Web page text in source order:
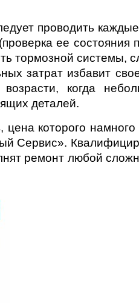
проводить
ее состояния
тормозной системы,
затрат избавит
когда
деталей.
которого
Сервис».
ремонт любой